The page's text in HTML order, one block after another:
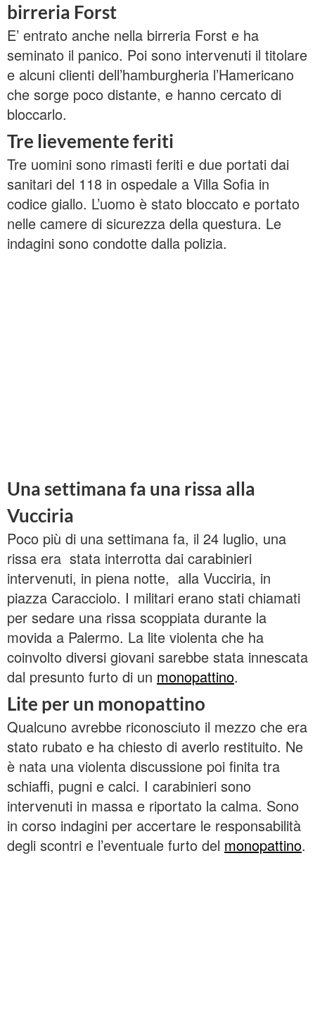
birreria Forst
E’ entrato anche nella birreria Forst e ha
seminato il panico. Poi sono intervenuti il titolare
e alcuni clienti dell’hamburgheria l’Hamericano
che sorge poco distante, e hanno cercato di
bloccarlo.
Tre lievemente feriti
Tre uomini sono rimasti feriti e due portati dai
sanitari del 118 in ospedale a Villa Sofia in
codice giallo. L’uomo è stato bloccato e portato
nelle camere di sicurezza della questura. Le
indagini sono condotte dalla polizia.
Una settimana fa una rissa alla
Vucciria
Poco più di una settimana fa, il 24 luglio, una
rissa era stata interrotta dai carabinieri
intervenuti, in piena notte, alla Vucciria, in
piazza Caracciolo. I militari erano stati chiamati
per sedare una rissa scoppiata durante la
movida a Palermo. La lite violenta che ha
coinvolto diversi giovani sarebbe stata innescata
dal presunto furto di un monopattino.
Lite per un monopattino
Qualcuno avrebbe riconosciuto il mezzo che era
stato rubato e ha chiesto di averlo restituito. Ne
è nata una violenta discussione poi finita tra
schiaffi, pugni e calci. I carabinieri sono
intervenuti in massa e riportato la calma. Sono
in corso indagini per accertare le responsabilità
degli scontri e l’eventuale furto del monopattino.